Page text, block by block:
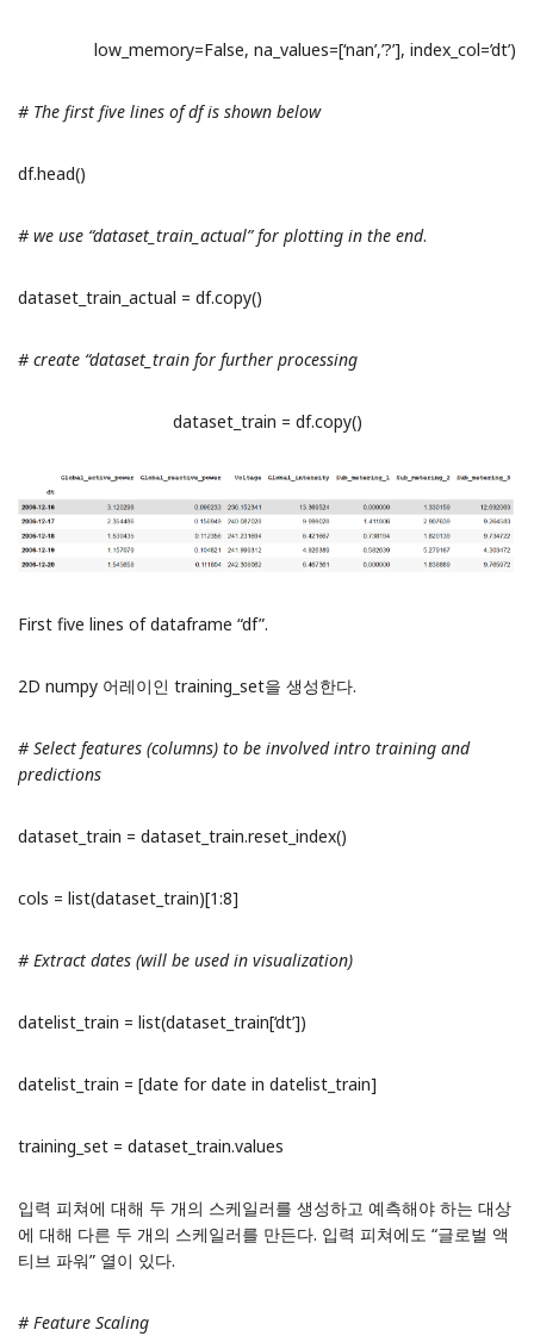
low_memory=False, na_values=[‘nan’,’?’], index_col=’dt’)
# The first five lines of df is shown below
df.head()
# we use “dataset_train_actual” for plotting in the end.
dataset_train_actual = df.copy()
# create “dataset_train for further processing
dataset_train = df.copy()
First five lines of dataframe “df”.
2D numpy 어레이인 training_set을 생성한다.
# Select features (columns) to be involved intro training and
predictions
dataset_train = dataset_train.reset_index()
cols = list(dataset_train)[1:8]
# Extract dates (will be used in visualization)
datelist_train = list(dataset_train[‘dt’])
datelist_train = [date for date in datelist_train]
training_set = dataset_train.values
입력 피쳐에 대해 두 개의 스케일러를 생성하고 예측해야 하는 대상
에 대해 다른 두 개의 스케일러를 만든다. 입력 피쳐에도 “글로벌 액
티브 파워” 열이 있다.
# Feature Scaling